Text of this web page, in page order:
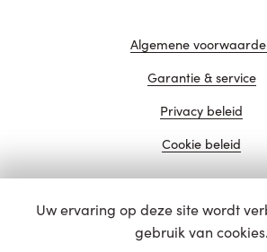
Algemene
Garantie & service
Privacy beleid
Cookie beleid
website door
Uw ervaring op deze site wordt
gebruik van cookies.